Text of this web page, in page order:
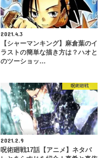
2021.4.3
【シャーマンキング】麻倉葉のイ
ラストの簡単な描き方は？ハオと
のツーショッ…
呪術廻戦
2021.2.9
呪術廻戦17話【アニメ】ネタバ